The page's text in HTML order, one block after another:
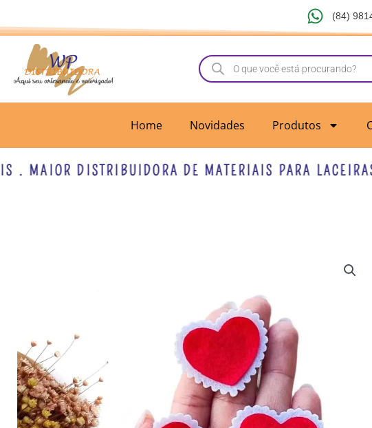
para
conteúdo
(84)
Pesquisar
produtos
Home Novidades Produtos
DISTRIBUIDORA DE MATERIAIS PARA LACEIRAS